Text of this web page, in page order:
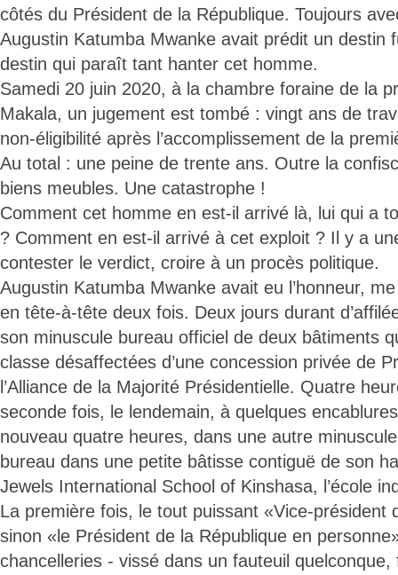
côtés du Président de la République. Toujours
Augustin Katumba Mwanke avait prédit un destin
destin qui paraît tant hanter cet homme.
Samedi 20 juin 2020, à la chambre foraine de la
Makala, un jugement est tombé : vingt ans de
non-éligibilité après l’accomplissement de la
Au total : une peine de trente ans. Outre la
biens meubles. Une catastrophe !
Comment cet homme en est-il arrivé là, lui qui a
? Comment en est-il arrivé à cet exploit ? Il y a
contester le verdict, croire à un procès politique.
Augustin Katumba Mwanke avait eu l’honneur,
en tête-à-tête deux fois. Deux jours durant
son minuscule bureau officiel de deux bâtiments
classe désaffectées d’une concession privée de
l’Alliance de la Majorité Présidentielle. Quatre
seconde fois, le lendemain, à quelques
nouveau quatre heures, dans une autre
bureau dans une petite bâtisse contiguë de son
Jewels International School of Kinshasa, l’école
La première fois, le tout puissant «Vice-président
sinon «le Président de la République en
chancelleries - vissé dans un fauteuil